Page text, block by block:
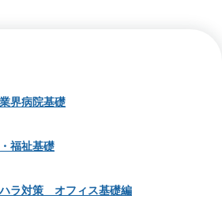
界病院基礎
福祉基礎
ハラ対策 オフィス基礎編